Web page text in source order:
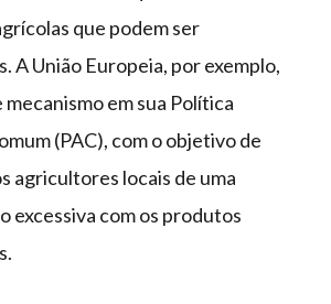
que podem ser
A União Europeia, por exemplo,
mecanismo em sua Política
(PAC), com o objetivo de
agricultores locais de uma
excessiva com os produtos